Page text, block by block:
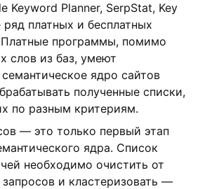
Keyword Planner, SerpStat, Key
платных и бесплатных
Платные программы, помимо
слов из баз, умеют
ядро сайтов
полученные списки,
по разным критериям.
— это только первый этап
ядра. Список
необходимо очистить от
запросов и кластеризовать —